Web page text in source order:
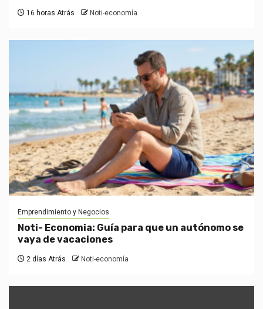
16 horas Atrás Noti-economía
Emprendimiento y Negocios
Noti- Economia: Guía para que un autónomo se
vaya de vacaciones
2 días Atrás Noti-economía